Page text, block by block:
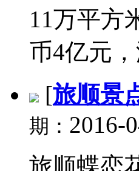
11万平方
币4亿元
[旅顺景
期： 2016-